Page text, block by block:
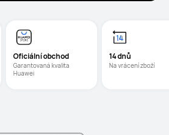
Oficiální obchod
Garantovaná kvalita
Huawei
14 dnů
Na vrácení zboží